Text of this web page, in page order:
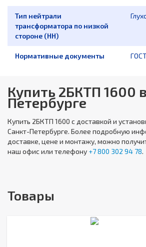
Тип нейтрали
трансформатора по низкой
стороне (НН)
Нормативные документы
Купить 2БКТП 1600
Петербурге
Купить 2БКТП 1600 с доставкой и
Санкт-Петербурге. Более подробную
доставке, цене и монтажу, можно
наш офис или телефону +7 800 302 94 78.
Товары